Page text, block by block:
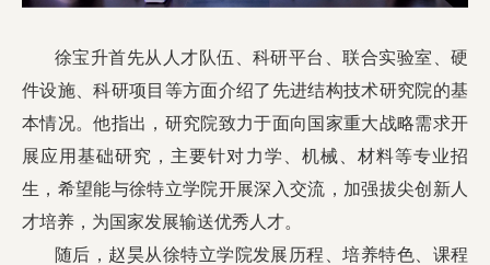
徐宝升首先从人才队伍、科研平台、联合实验室、硬
件设施、科研项目等方面介绍了先进结构技术研究院的基
本情况。他指出，研究院致力于面向国家重大战略需求开
展应用基础研究，主要针对力学、机械、材料等专业招
生，希望能与徐特立学院开展深入交流，加强拔尖创新人
才培养，为国家发展输送优秀人才。
随后，赵昊从徐特立学院发展历程、培养特色、课程